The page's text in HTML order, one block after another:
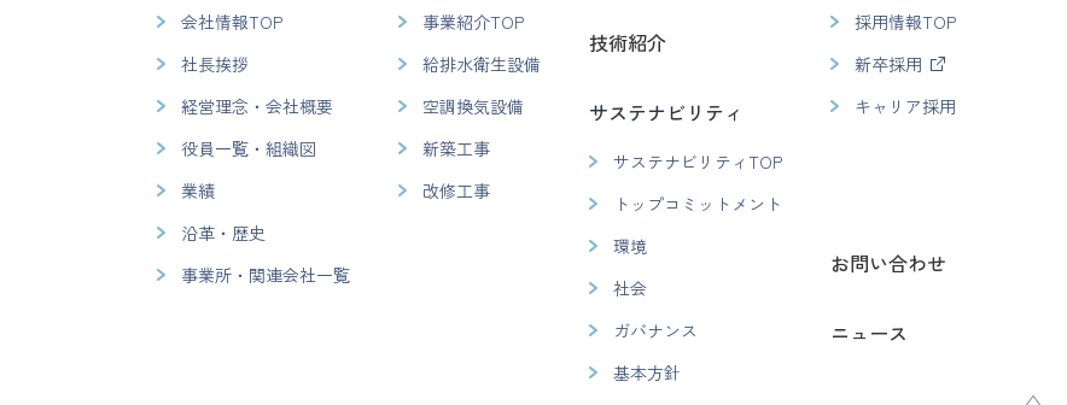
会社情報TOP
社長挨拶
経営理念・会社概要
役員一覧・組織図
業績
沿革・歴史
事業所・関連会社一覧
事業紹介TOP
給排水衛生設備
空調換気設備
新築工事
改修工事
技術紹介
サステナビリティ
サステナビリティTOP
トップコミットメント
環境
社会
ガバナンス
基本方針
採用情報TOP
新卒採用
キャリア採用
お問い合わせ
ニュース